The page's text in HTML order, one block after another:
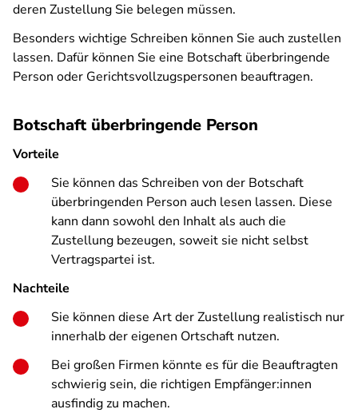
deren Zustellung Sie belegen müssen.
Besonders wichtige Schreiben können Sie auch zustellen
lassen. Dafür können Sie eine Botschaft überbringende
Person oder Gerichtsvollzugspersonen beauftragen.
Botschaft überbringende Person
Vorteile
Sie können das Schreiben von der Botschaft
überbringenden Person auch lesen lassen. Diese
kann dann sowohl den Inhalt als auch die
Zustellung bezeugen, soweit sie nicht selbst
Vertragspartei ist.
Nachteile
Sie können diese Art der Zustellung realistisch nur
innerhalb der eigenen Ortschaft nutzen.
Bei großen Firmen könnte es für die Beauftragten
schwierig sein, die richtigen Empfänger:innen
ausfindig zu machen.